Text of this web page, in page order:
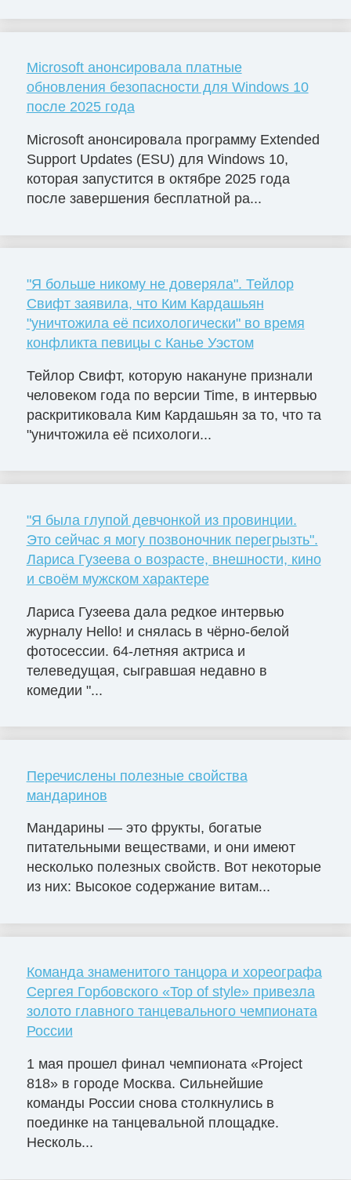
Microsoft анонсировала платные
обновления безопасности для Windows 10
после 2025 года
Microsoft анонсировала программу Extended
Support Updates (ESU) для Windows 10,
которая запустится в октябре 2025 года
после завершения бесплатной ра...
"Я больше никому не доверяла". Тейлор
Свифт заявила, что Ким Кардашьян
"уничтожила её психологически" во время
конфликта певицы с Канье Уэстом
Тейлор Свифт, которую накануне признали
человеком года по версии Time, в интервью
раскритиковала Ким Кардашьян за то, что та
"уничтожила её психологи...
"Я была глупой девчонкой из провинции.
Это сейчас я могу позвоночник перегрызть".
Лариса Гузеева о возрасте, внешности, кино
и своём мужском характере
Лариса Гузеева дала редкое интервью
журналу Hello! и снялась в чёрно-белой
фотосессии. 64-летняя актриса и
телеведущая, сыгравшая недавно в
комедии "...
Перечислены полезные свойства
мандаринов
Мандарины — это фрукты, богатые
питательными веществами, и они имеют
несколько полезных свойств. Вот некоторые
из них: Высокое содержание витам...
Команда знаменитого танцора и хореографа
Сергея Горбовского «Top of style» привезла
золото главного танцевального чемпионата
России
1 мая прошел финал чемпионата «Project
818» в городе Москва. Сильнейшие
команды России снова столкнулись в
поединке на танцевальной площадке.
Несколь...